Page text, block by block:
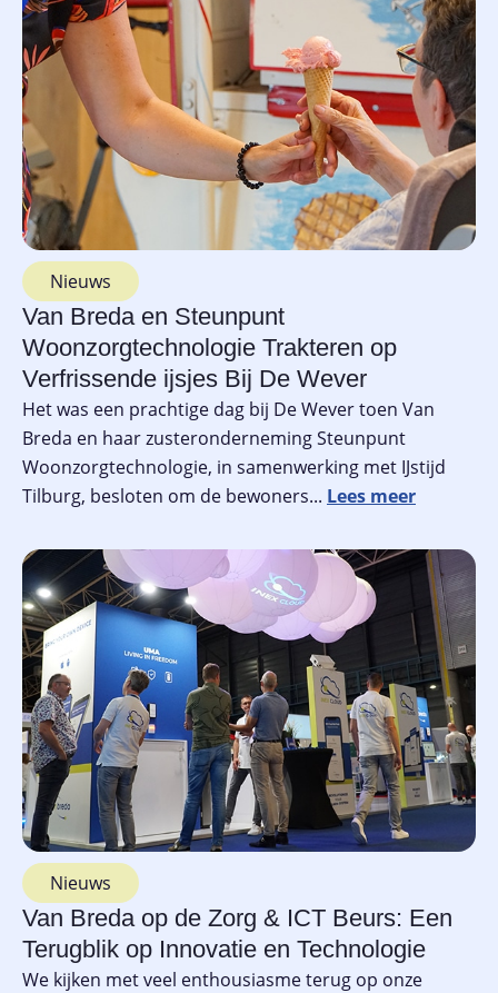
Nieuws
Van Breda en Steunpunt
Woonzorgtechnologie Trakteren op
Verfrissende ijsjes Bij De Wever
Het was een prachtige dag bij De Wever toen Van
Breda en haar zusteronderneming Steunpunt
Woonzorgtechnologie, in samenwerking met IJstijd
Tilburg, besloten om de bewoners...
Nieuws
Van Breda op de Zorg & ICT Beurs: Een
Terugblik op Innovatie en Technologie
We kijken met veel enthousiasme terug op onze